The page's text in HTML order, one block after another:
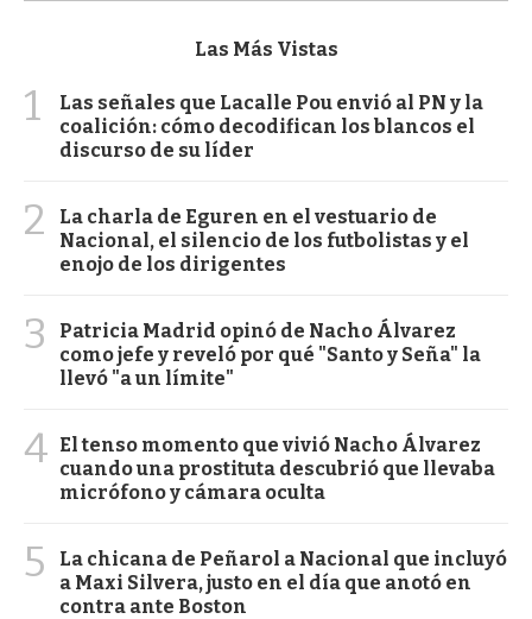
Las Más Vistas
1
Las señales que Lacalle Pou envió al PN y la
coalición: cómo decodifican los blancos el
discurso de su líder
2
La charla de Eguren en el vestuario de
Nacional, el silencio de los futbolistas y el
enojo de los dirigentes
3
Patricia Madrid opinó de Nacho Álvarez
como jefe y reveló por qué "Santo y Seña" la
llevó "a un límite"
4 El tenso momento que vivió Nacho Álvarez
cuando una prostituta descubrió que llevaba
micrófono y cámara oculta
5
La chicana de Peñarol a Nacional que incluyó
a Maxi Silvera, justo en el día que anotó en
contra ante Boston